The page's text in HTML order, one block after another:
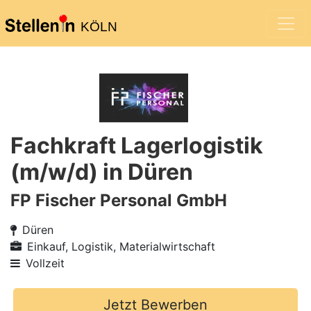
KÖLN
Fachkraft Lagerlogistik
(m/w/d) in Düren
FP Fischer Personal GmbH
Düren
Einkauf, Logistik, Materialwirtschaft
Vollzeit
Jetzt Bewerben